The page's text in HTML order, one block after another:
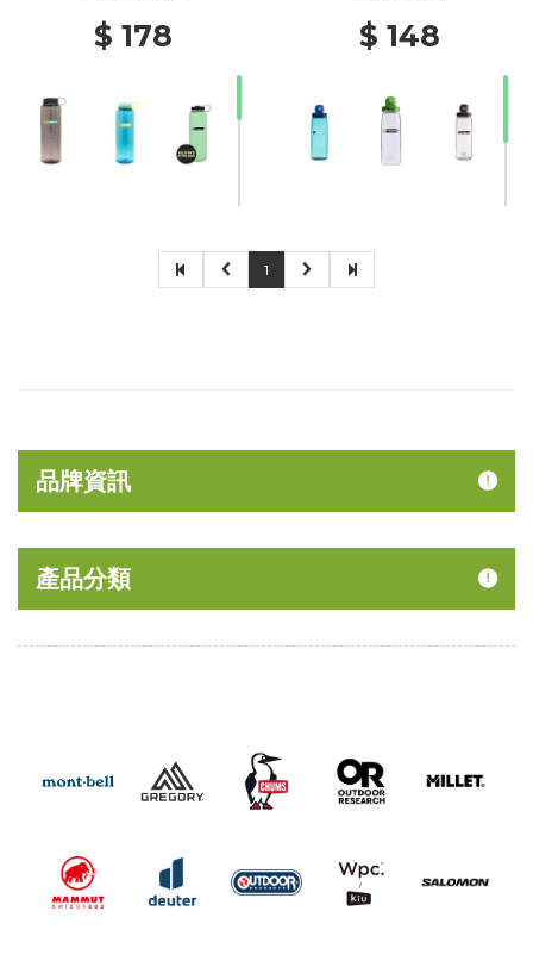
$ 178 $ 148
1
品牌資訊
產品分類